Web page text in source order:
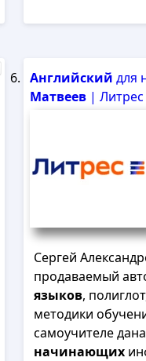
Английский для
Матвеев | Литрес
Сергей
продаваемый
языков,
методики
самоучителе
начинающих